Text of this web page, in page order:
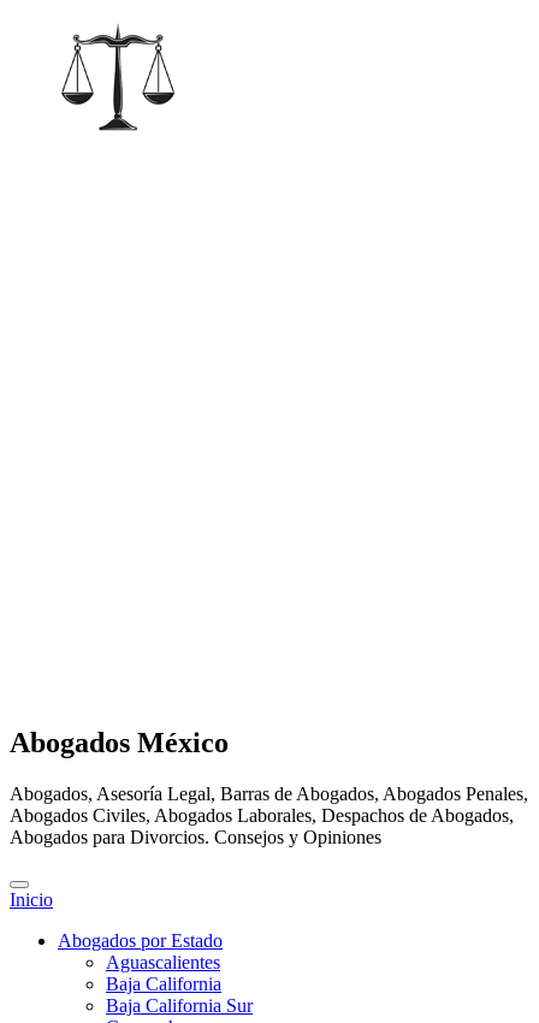
Abogados México
Abogados, Asesoría Legal, Barras de Abogados, Abogados Penales,
Abogados Civiles, Abogados Laborales, Despachos de Abogados,
Abogados para Divorcios. Consejos y Opiniones
Inicio
Abogados por Estado
Aguascalientes
Baja California
Baja California Sur